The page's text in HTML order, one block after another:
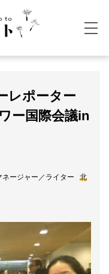
レポーター
ー国際会議in
ージャー／ライター
北